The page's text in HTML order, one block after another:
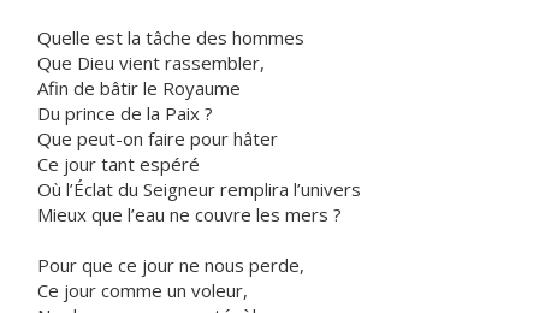
Quelle est la tâche des hommes
Que Dieu vient rassembler,
Afin de bâtir le Royaume
Du prince de la Paix ?
Que peut-on faire pour hâter
Ce jour tant espéré
Où l’Éclat du Seigneur remplira l’univers
Mieux que l’eau ne couvre les mers ?
Pour que ce jour ne nous perde,
Ce jour comme un voleur,